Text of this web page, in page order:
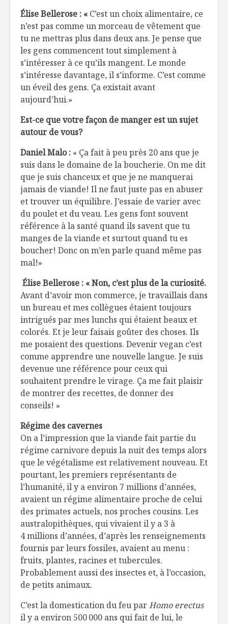
Élise Bellerose : « C’est un choix alimentaire, ce
n’est pas comme un morceau de vêtement que
tu ne mettras plus dans deux ans. Je pense que
les gens commencent tout simplement à
s’intéresser à ce qu’ils mangent. Le monde
s’intéresse davantage, il s’informe. C’est comme
un éveil des gens. Ça existait avant
aujourd’hui.»
Est-ce que votre façon de manger est un sujet
autour de vous?
Daniel Malo : « Ça fait à peu près 20 ans que je
suis dans le domaine de la boucherie. On me dit
que je suis chanceux et que je ne manquerai
jamais de viande! Il ne faut juste pas en abuser
et trouver un équilibre. J’essaie de varier avec
du poulet et du veau. Les gens font souvent
référence à la santé quand ils savent que tu
manges de la viande et surtout quand tu es
boucher! Donc on m’en parle quand même pas
mal!»
Élise Bellerose : « Non, c’est plus de la curiosité.
Avant d’avoir mon commerce, je travaillais dans
un bureau et mes collègues étaient toujours
intrigués par mes lunchs qui étaient beaux et
colorés. Et je leur faisais goûter des choses. Ils
me posaient des questions. Devenir vegan c’est
comme apprendre une nouvelle langue. Je suis
devenue une référence pour ceux qui
souhaitent prendre le virage. Ça me fait plaisir
de montrer des recettes, de donner des
conseils! »
Régime des cavernes
On a l’impression que la viande fait partie du
régime carnivore depuis la nuit des temps alors
que le végétalisme est relativement nouveau. Et
pourtant, les premiers représentants de
l’humanité, il y a environ 7 millions d’années,
avaient un régime alimentaire proche de celui
des primates actuels, nos proches cousins. Les
australopithèques, qui vivaient il y a 3 à
4 millions d’années, d’après les renseignements
fournis par leurs fossiles, avaient au menu :
fruits, plantes, racines et tubercules.
Probablement aussi des insectes et, à l’occasion,
de petits animaux.
C’est la domestication du feu parHomo erectus
il y a environ 500 000 ans qui fait de lui, le